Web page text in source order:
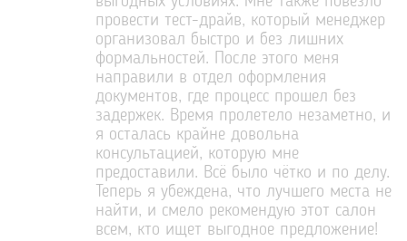
провести тест-драйв, который менеджер
организовал быстро и без лишних
формальностей. После этого меня
направили в отдел оформления
документов, где процесс прошел без
задержек. Время пролетело незаметно, и
я осталась крайне довольна
консультацией, которую мне
предоставили. Всё было чётко и по делу.
Теперь я убеждена, что лучшего места не
найти, и смело рекомендую этот салон
всем, кто ищет выгодное предложение!